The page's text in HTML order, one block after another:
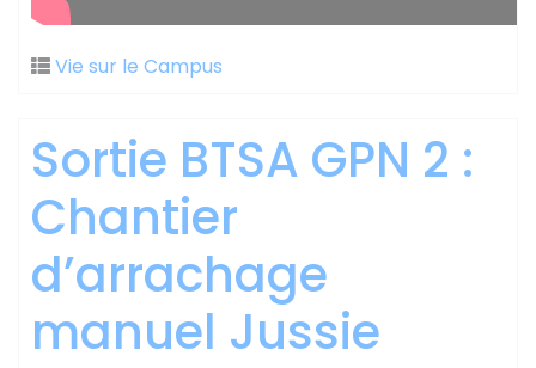
Vie sur le Campus
Sortie BTSA GPN 2 :
Chantier
d’arrachage
manuel Jussie